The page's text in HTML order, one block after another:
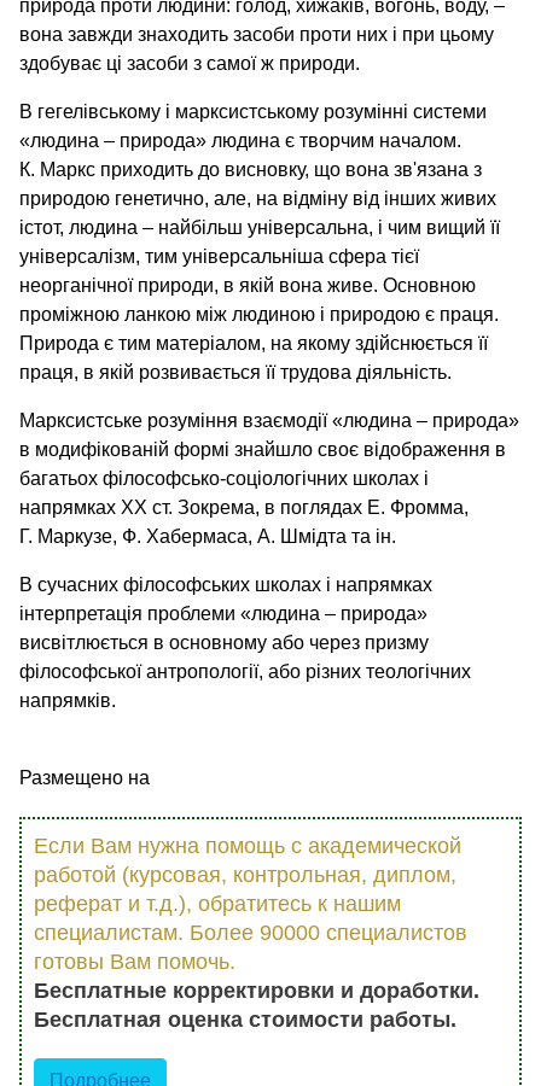
природа проти людини: голод, хижаків, вогонь, воду, –
вона завжди знаходить засоби проти них і при цьому
здобуває ці засоби з самої ж природи.
В гегелівському і марксистському розумінні системи
«людина – природа» людина є творчим началом.
К. Маркс приходить до висновку, що вона зв'язана з
природою генетично, але, на відміну від інших живих
істот, людина – найбільш універсальна, і чим вищий її
універсалізм, тим універсальніша сфера тієї
неорганічної природи, в якій вона живе. Основною
проміжною ланкою між людиною і природою є праця.
Природа є тим матеріалом, на якому здійснюється її
праця, в якій розвивається її трудова діяльність.
Марксистське розуміння взаємодії «людина – природа»
в модифікованій формі знайшло своє відображення в
багатьох філософсько-соціологічних школах і
напрямках XX ст. Зокрема, в поглядах Е. Фромма,
Г. Маркузе, Ф. Хабермаса, А. Шмідта та ін.
В сучасних філософських школах і напрямках
інтерпретація проблеми «людина – природа»
висвітлюється в основному або через призму
філософської антропології, або різних теологічних
напрямків.
Размещено на
Если Вам нужна помощь с академической
работой (курсовая, контрольная, диплом,
реферат и т.д.), обратитесь к нашим
специалистам. Более 90000 специалистов
готовы Вам помочь.
Бесплатные корректировки и доработки.
Бесплатная оценка стоимости работы.
Подробнее